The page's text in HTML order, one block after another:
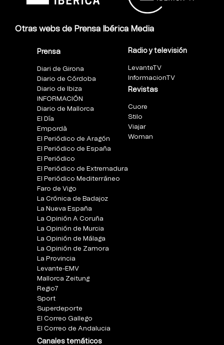
Otras webs de Prensa Ibérica Media
Prensa
Diari de Girona
Diario de Córdoba
Diario de Ibiza
INFORMACIÓN
Diario de Mallorca
El Día
Empordà
El Periódico de Aragón
El Periódico de España
El Periódico
El Periódico de Extremadura
El Periódico Mediterráneo
Faro de Vigo
La Crónica de Badajoz
La Nueva España
La Opinión A Coruña
La Opinión de Murcia
La Opinión de Málaga
La Opinión de Zamora
La Provincia
Levante-EMV
Mallorca Zeitung
Regio7
Sport
Superdeporte
El Correo Gallego
El Correo de Andalucia
Canales temáticos
Radio y televisión
LevanteTV
InformacionTV
Revistas
Cuore
Stilo
Viajar
Woman